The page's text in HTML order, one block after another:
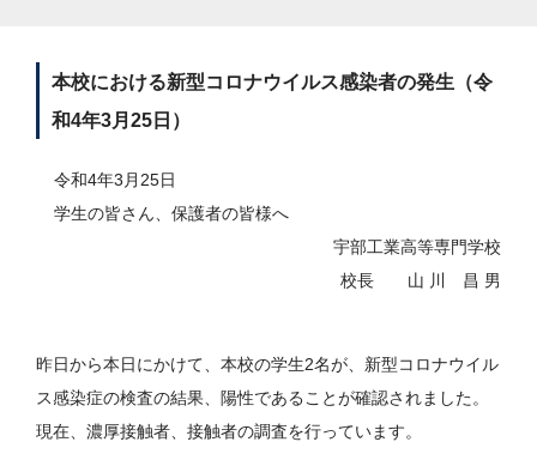
本校における新型コロナウイルス感染者の発生（令
和4年3月25日）
令和4年3月25日
学生の皆さん、保護者の皆様へ
宇部工業高等専門学校
校長 山 川 昌 男
昨日から本日にかけて、本校の学生2名が、新型コロナウイル
ス感染症の検査の結果、陽性であることが確認されました。
現在、濃厚接触者、接触者の調査を行っています。